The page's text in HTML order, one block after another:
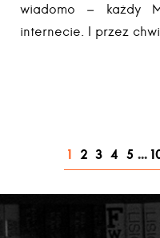
wiadomo – każdy
internecie. I przez
1 2 3 4 5 ...